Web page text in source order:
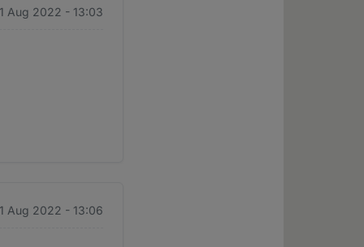
Aug 2022 - 13:03
Aug 2022 - 13:06